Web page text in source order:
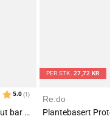
Plantebasert Crispy Peanut bar 15x40g
PER STK.27,72 KR
Re:do